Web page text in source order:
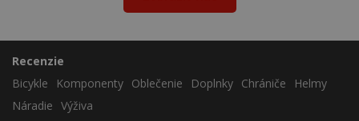
Recenzie
Bicykle
Komponenty Oblečenie Doplnky Chrániče
Helmy
Náradie Výživa